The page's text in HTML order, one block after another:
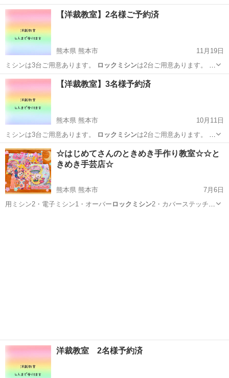
円が基本で…
兵庫 尼崎市 立花駅 手芸
【洋裁教室】2名様ご予約済
熊本県 熊本市
11月19日
ミシンは3台ご用意あります。
ロックミシンは2台ご用意あります。 使
いなれ…
熊本 熊本市 ものづくり プロフィール
【洋裁教室】3名様予約済
熊本県 熊本市
10月11日
ミシンは3台ご用意あります。
ロックミシンは2台ご用意あります。 使
いなれ…
熊本 熊本市 ものづくり プロフィール
☆はじめてさんのときめき手作り教室☆☆と
きめき手芸店☆
熊本県 熊本市
7月6日
用ミシン2・電子ミシン1・オーバー ロックミシン2・カバーステッチミ
洋裁教室 2名様予約済